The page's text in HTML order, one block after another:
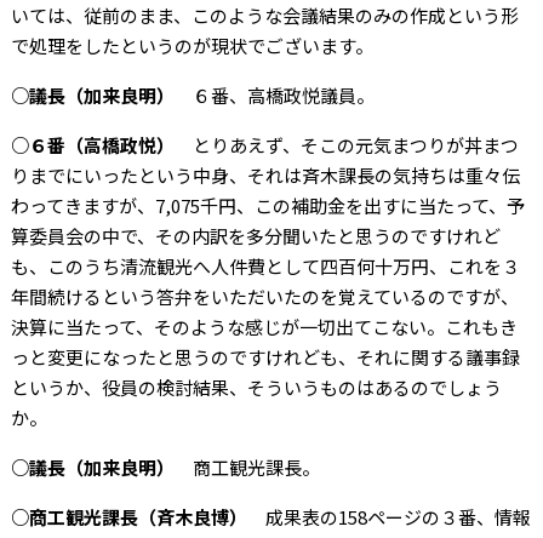
いては、従前のまま、このような会議結果のみの作成という形
で処理をしたというのが現状でございます。
○議長（加来良明）
６番、高橋政悦議員。
○６番（高橋政悦）
とりあえず、そこの元気まつりが丼まつ
りまでにいったという中身、それは斉木課長の気持ちは重々伝
わってきますが、7,075千円、この補助金を出すに当たって、予
算委員会の中で、その内訳を多分聞いたと思うのですけれど
も、このうち清流観光へ人件費として四百何十万円、これを３
年間続けるという答弁をいただいたのを覚えているのですが、
決算に当たって、そのような感じが一切出てこない。これもき
っと変更になったと思うのですけれども、それに関する議事録
というか、役員の検討結果、そういうものはあるのでしょう
か。
○議長（加来良明）
商工観光課長。
○商工観光課長（斉木良博）
成果表の158ページの３番、情報